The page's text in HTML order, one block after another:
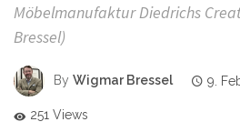
Möbelmanufaktur Diedrichs
Bressel)
By Wigmar Bressel 9.
251 Views